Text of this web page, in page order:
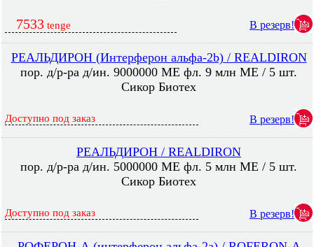
7533 tenge В резерв!
РЕАЛЬДИРОН (Интерферон альфа-2b) / REALDIRON
пор. д/р-ра д/ин. 9000000 МЕ фл. 9 млн МЕ / 5 шт.
Сикор Биотех
Доступно под заказ В резерв!
РЕАЛЬДИРОН / REALDIRON
пор. д/р-ра д/ин. 5000000 МЕ фл. 5 млн МЕ / 5 шт.
Сикор Биотех
Доступно под заказ В резерв!